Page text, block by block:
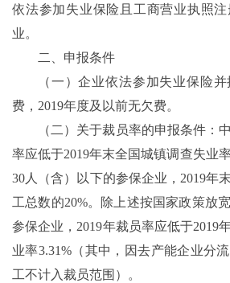
依法参加失业保险且工商营业执照
业。
二、申报条件
（一）企业依法参加失业保险
费，2019年度及以前无欠费。
（二）关于裁员率的申报条件：
率应低于2019年末全国城镇调查失业
30人（含）以下的参保企业，2019年
工总数的20%。除上述按国家政策放
参保企业，2019年裁员率应低于2019
业率3.31%（其中，因去产能企业分
工不计入裁员范围）。